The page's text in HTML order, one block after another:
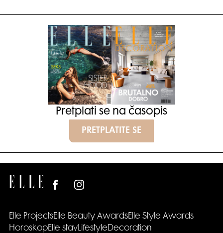
Pretplati se na časopis
PRETPLATITE SE
Elle ProjectsElle Beauty AwardsElle Style Awards
HoroskopElle stavLifestyleDecoration